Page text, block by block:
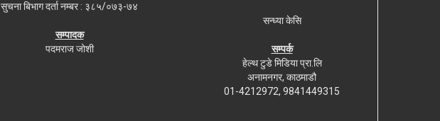
सुचना बिभाग दर्ता नम्बर : ३८५/०७३-७४
सम्पादक
पदमराज जोशी
सन्ध्या केसि
सम्पर्क
हेल्थ टुडे मिडिया प्रा.लि
अनामनगर, काठमाडौ
01-4212972, 9841449315